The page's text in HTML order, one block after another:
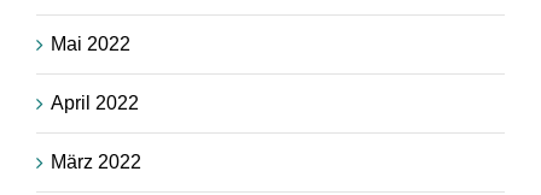
Mai 2022
April 2022
März 2022